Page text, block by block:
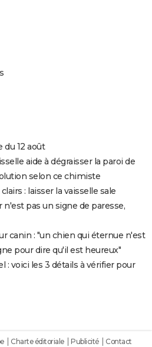
du 12 août
aide à dégraisser la paroi de
selon ce chimiste
: laisser la vaisselle sale
n'est pas un signe de paresse,
canin : "un chien qui éternue n'est
pour dire qu'il est heureux"
: voici les 3 détails à vérifier pour
Charte éditoriale Publicité Contact